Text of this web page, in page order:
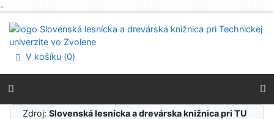
-
Prejsť na menu
Prehlásenie o webovej prístupnosti
V košíku (0)
Zdroj:Slovenská lesnícka a drevárska knižnica pri TU